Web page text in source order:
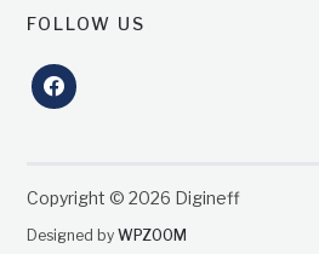
FOLLOW US
facebook
Copyright © 2026 Digineff
Designed byWPZOOM